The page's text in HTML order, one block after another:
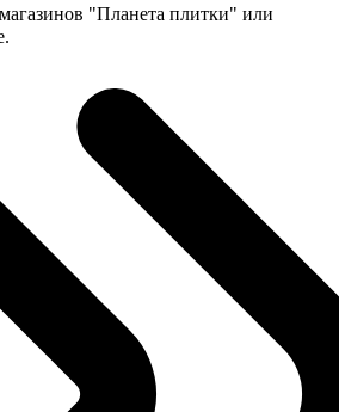
"Планета плитки" или